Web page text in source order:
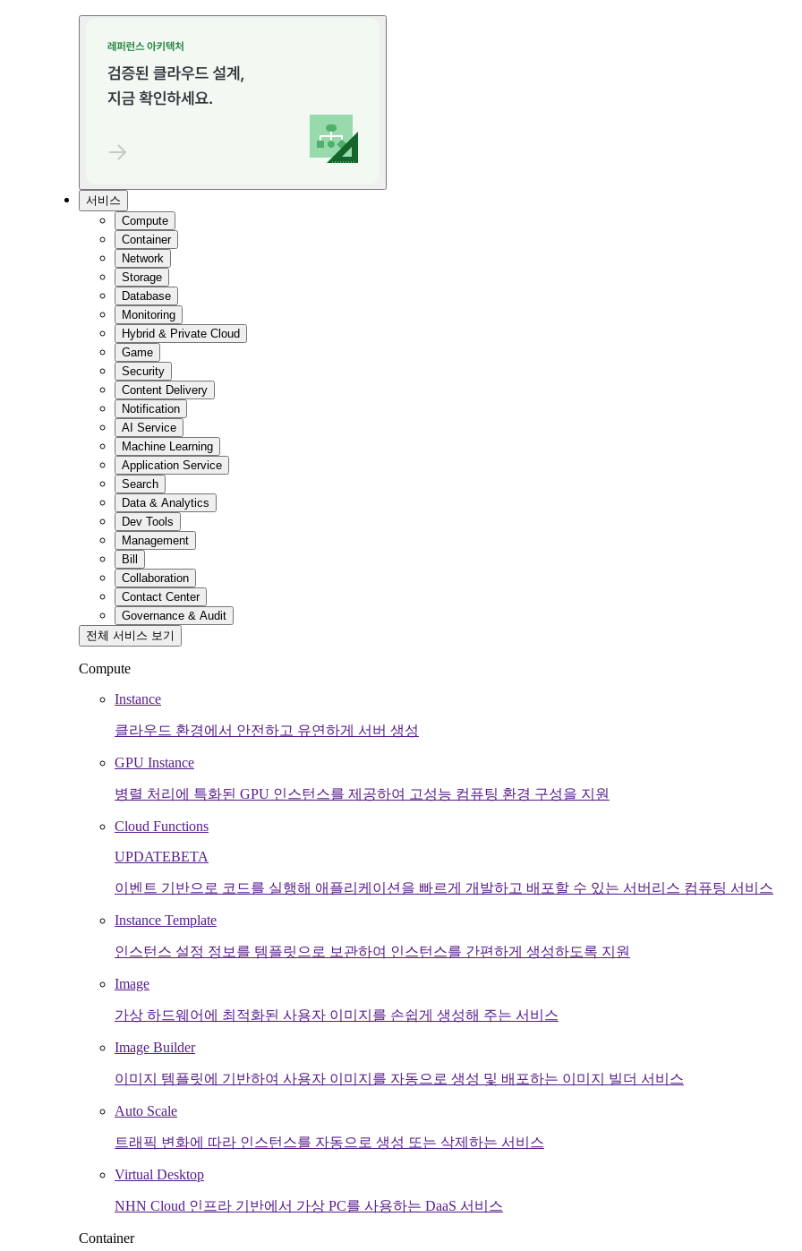
서비스
Compute
Container
Network
Storage
Database
Monitoring
Hybrid & Private Cloud
Game
Security
Content Delivery
Notification
AI Service
Machine Learning
Application Service
Search
Data & Analytics
Dev Tools
Management
Bill
Collaboration
Contact Center
Governance & Audit
전체 서비스 보기
Compute
Instance
클라우드 환경에서 안전하고 유연하게 서버 생성
GPU Instance
병렬 처리에 특화된 GPU 인스턴스를 제공하여 고성능 컴퓨팅 환경 구성을 지원
Cloud Functions
UPDATEBETA
이벤트 기반으로 코드를 실행해 애플리케이션을 빠르게 개발하고 배포할 수 있는 서버리스 컴퓨팅 서비스
Instance Template
인스턴스 설정 정보를 템플릿으로 보관하여 인스턴스를 간편하게 생성하도록 지원
Image
가상 하드웨어에 최적화된 사용자 이미지를 손쉽게 생성해 주는 서비스
Image Builder
이미지 템플릿에 기반하여 사용자 이미지를 자동으로 생성 및 배포하는 이미지 빌더 서비스
Auto Scale
트래픽 변화에 따라 인스턴스를 자동으로 생성 또는 삭제하는 서비스
Virtual Desktop
NHN Cloud 인프라 기반에서 가상 PC를 사용하는 DaaS 서비스
Container